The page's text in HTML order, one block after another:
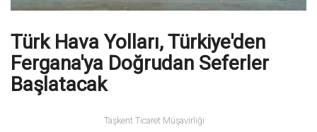
Türk Hava Yolları, Türkiye'den
Fergana'ya Doğrudan Seferler
Başlatacak
Taşkent Ticaret Müşavirliği